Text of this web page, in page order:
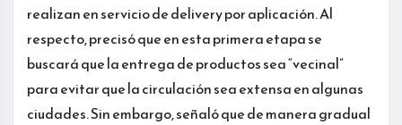
realizan en servicio de delivery por aplicación. Al
respecto, precisó que en esta primera etapa se
buscará que la entrega de productos sea “vecinal”
para evitar que la circulación sea extensa en algunas
ciudades. Sin embargo, señaló que de manera gradual